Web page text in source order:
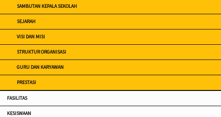
SAMBUTAN KEPALA SEKOLAH
SEJARAH
VISI DAN MISI
STRUKTUR ORGANISASI
GURU DAN KARYAWAN
PRESTASI
FASILITAS
KESISWAAN